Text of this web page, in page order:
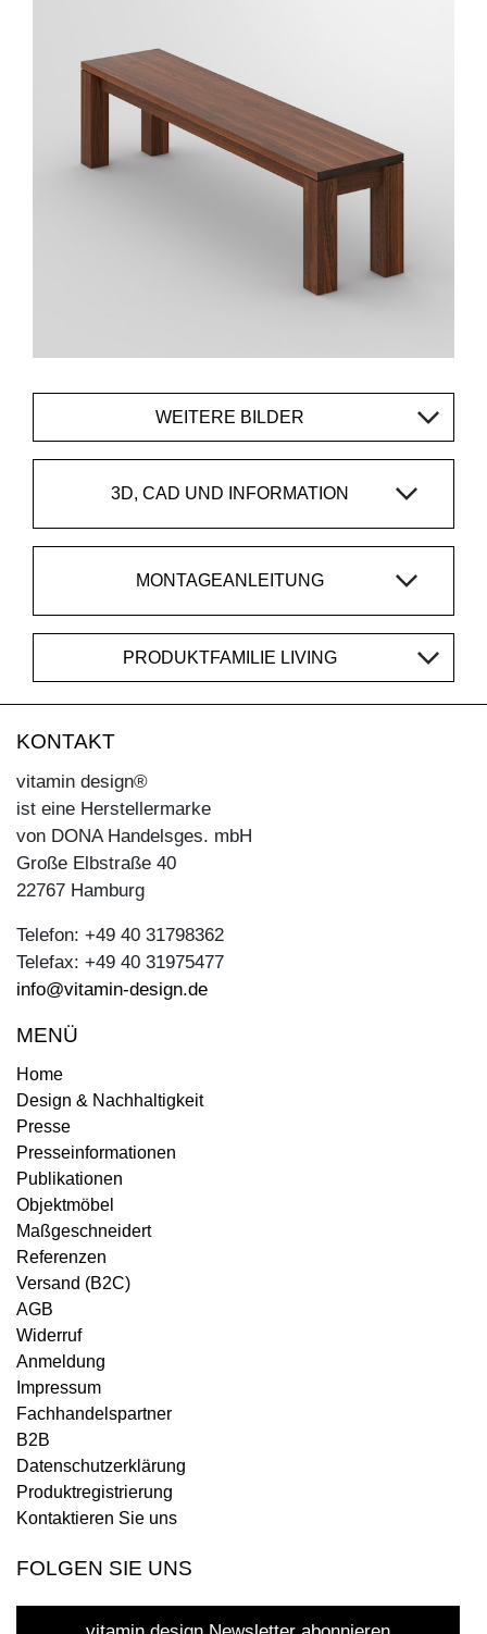
WEITERE BILDER
3D, CAD UND INFORMATION
MONTAGEANLEITUNG
PRODUKTFAMILIE LIVING
KONTAKT
vitamin design®
ist eine Herstellermarke
von DONA Handelsges. mbH
Große Elbstraße 40
22767 Hamburg
Telefon: +49 40 31798362
Telefax: +49 40 31975477
info@vitamin-design.de
MENÜ
Home
Design & Nachhaltigkeit
Presse
Presseinformationen
Publikationen
Objektmöbel
Maßgeschneidert
Referenzen
Versand (B2C)
AGB
Widerruf
Anmeldung
Impressum
Fachhandelspartner
B2B
Datenschutzerklärung
Produktregistrierung
Kontaktieren Sie uns
FOLGEN SIE UNS